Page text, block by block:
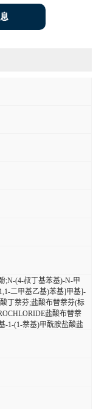
;N-(4-叔丁基苯基)-N-甲
二甲基乙基)苯基]甲基]-
丁萘芬;盐酸布替萘芬(标
盐酸布替萘
-1-(1-萘基)甲酰胺盐酸盐